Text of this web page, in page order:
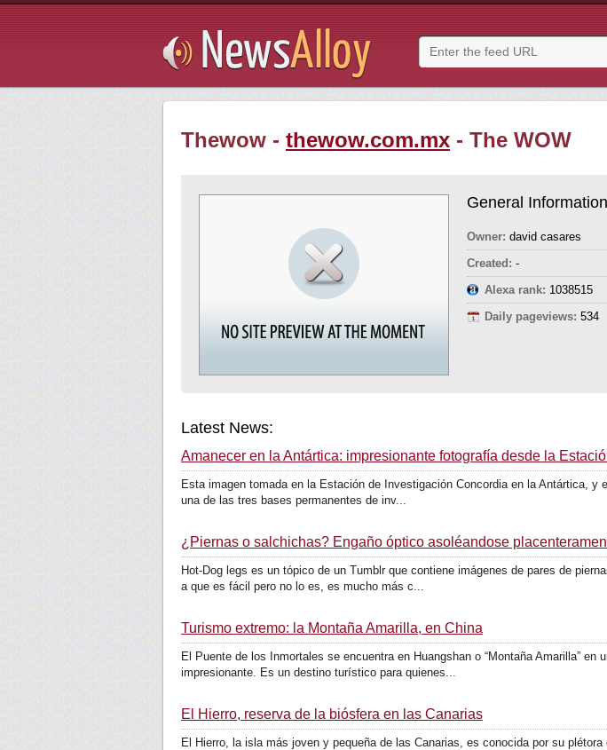
Thewow - thewow.com.mx - The WOW
General
Owner: david casares
Created: -
Alexa rank: 1038515
Daily pageviews: 534
Latest News:
Amanecer en la Antártica: impresionante fotografía desde la
Esta imagen tomada en la Estación de Investigación Concordia en la Antártica,
una de las tres bases permanentes de inv...
¿Piernas o salchichas? Engaño óptico asoléandose
Hot-Dog legs es un tópico de un Tumblr que contiene imágenes de pares de
a que es fácil pero no lo es, es mucho más c...
Turismo extremo: la Montaña Amarilla, en China
El Puente de los Inmortales se encuentra en Huangshan o “Montaña Amarilla”
impresionante. Es un destino turístico para quienes...
El Hierro, reserva de la biósfera en las Canarias
El Hierro, la isla más joven y pequeña de las Canarias, es conocida por su